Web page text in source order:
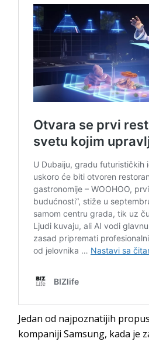
Jedan od najpoznatijih
kompaniji Samsung, kada je